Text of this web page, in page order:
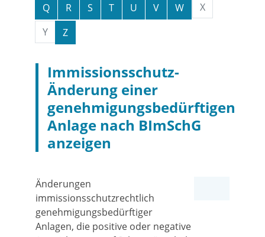
Q
R S T U V W
X
Y
Z
Immissionsschutz-
Änderung einer
genehmigungsbedürftigen
Anlage nach BImSchG
anzeigen
Änderungen
immissionsschutzrechtlich
genehmigungsbedürftiger
Anlagen, die positive oder negative